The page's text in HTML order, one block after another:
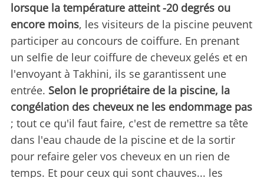
lorsque la température atteint -20 degrés ou
encore moins, les visiteurs de la piscine peuvent
participer au concours de coiffure. En prenant
un selfie de leur coiffure de cheveux gelés et en
l'envoyant à Takhini, ils se garantissent une
entrée. Selon le propriétaire de la piscine, la
congélation des cheveux ne les endommage pas
; tout ce qu'il faut faire, c'est de remettre sa tête
dans l'eau chaude de la piscine et de la sortir
pour refaire geler vos cheveux en un rien de
temps. Et pour ceux qui sont chauves... les